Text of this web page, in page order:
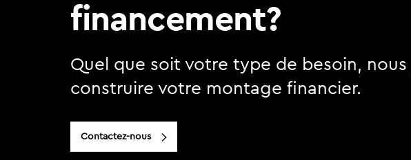
financement?
Quel que soit votre type de besoin, nous
construire votre montage financier.
Contactez-nous